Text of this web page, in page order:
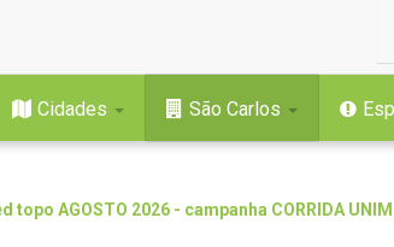
Cidades São Carlos